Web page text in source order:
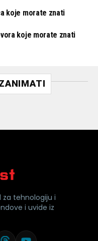
koje morate znati
koje morate znati
za tehnologiju i
i uvide iz